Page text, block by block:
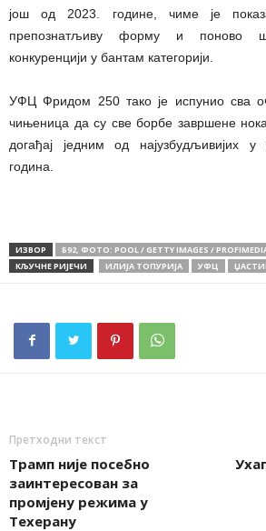
још од 2023. године, чиме је
препознатљиву форму и поново
конкуренцији у бантам категорији.
УФЦ Фридом 250 тако је испунио сва
чињеница да су све борбе завршене
догађај једним од најузбудљивијих
година.
ИЗВОР
Б92, ФОТО: POOL / GETTY IMAGES /
КЉУЧНЕ РИЈЕЧИ
ИЛИЈА ТОПУРИЈА УФЦ
Претходни текст
Трамп није посебно
заинтересован за
промјену режима у
Техерану